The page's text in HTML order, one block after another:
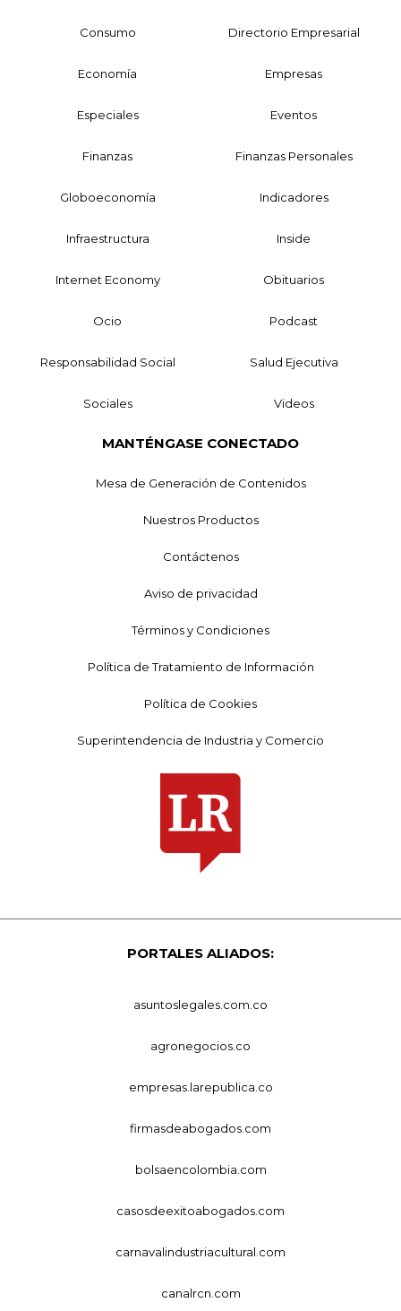
Consumo Directorio Empresarial
Economía Empresas
Especiales Eventos
Finanzas Finanzas Personales
Globoeconomía Indicadores
Infraestructura Inside
Internet Economy Obituarios
Ocio Podcast
Responsabilidad Social Salud Ejecutiva
Sociales Videos
MANTÉNGASE CONECTADO
Mesa de Generación de Contenidos
Nuestros Productos
Contáctenos
Aviso de privacidad
Términos y Condiciones
Política de Tratamiento de Información
Política de Cookies
Superintendencia de Industria y Comercio
PORTALES ALIADOS:
asuntoslegales.com.co
agronegocios.co
empresas.larepublica.co
firmasdeabogados.com
bolsaencolombia.com
casosdeexitoabogados.com
carnavalindustriacultural.com
canalrcn.com